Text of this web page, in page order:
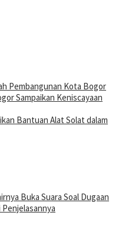
Pembangunan Kota Bogor
Sampaikan Keniscayaan
Bantuan Alat Solat dalam
Buka Suara Soal Dugaan